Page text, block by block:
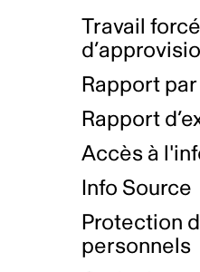
Travail
Rapport
Rapport
Accès à
Info Source
Protection
personnels